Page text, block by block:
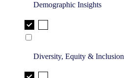
Demographic Insights
Diversity, Equity & Inclusion